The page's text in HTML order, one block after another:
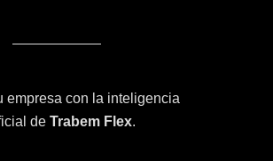
empresa con la inteligencia
de Trabem Flex.